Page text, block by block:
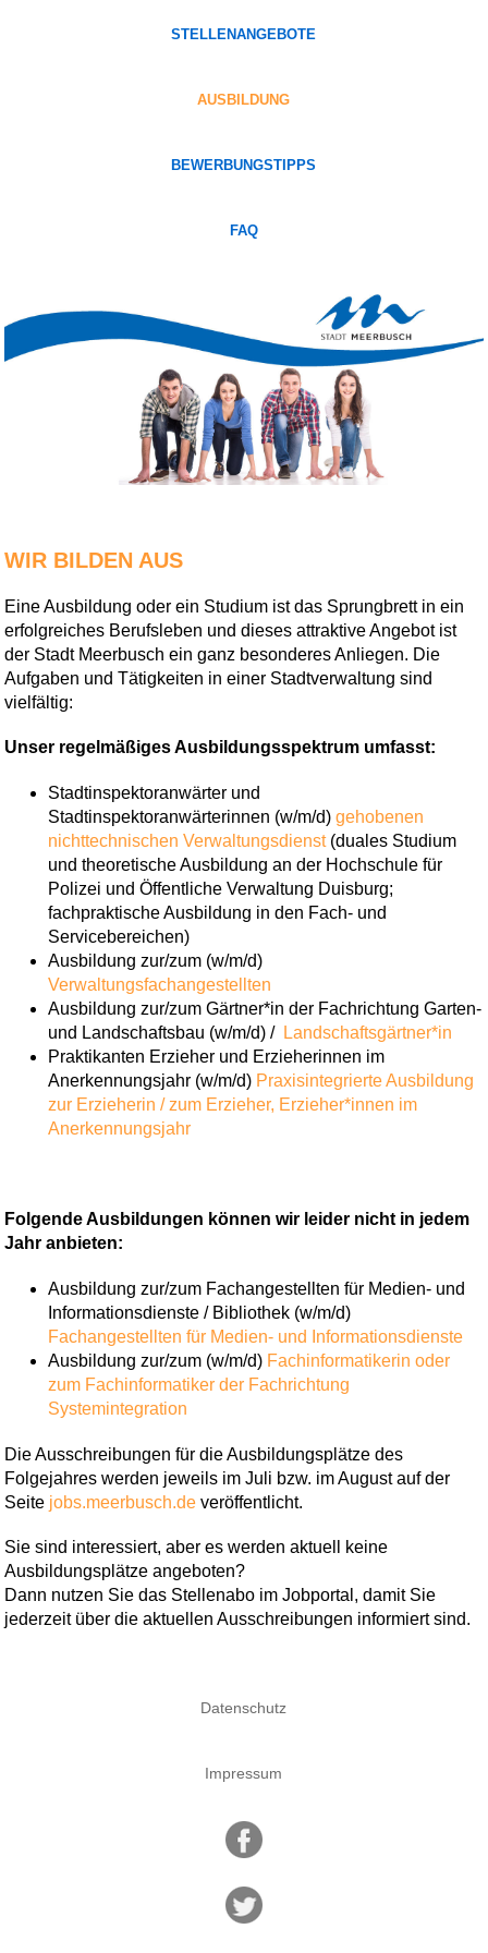
STELLENANGEBOTE
AUSBILDUNG
BEWERBUNGSTIPPS
FAQ
WIR BILDEN AUS
Eine Ausbildung oder ein Studium ist das Sprungbrett in ein
erfolgreiches Berufsleben und dieses attraktive Angebot ist
der Stadt Meerbusch ein ganz besonderes Anliegen. Die
Aufgaben und Tätigkeiten in einer Stadtverwaltung sind
vielfältig:
Unser regelmäßiges Ausbildungsspektrum umfasst:
Stadtinspektoranwärter und
Stadtinspektoranwärterinnen (w/m/d)gehobenen
nichttechnischen Verwaltungsdienst(duales Studium
und theoretische Ausbildung an der Hochschule für
Polizei und Öffentliche Verwaltung Duisburg;
fachpraktische Ausbildung in den Fach- und
Servicebereichen)
Ausbildung zur/zum (w/m/d)
Verwaltungsfachangestellten
Ausbildung zur/zum Gärtner*in der Fachrichtung Garten-
und Landschaftsbau (w/m/d) / Landschaftsgärtner*in
Praktikanten Erzieher und Erzieherinnen im
Anerkennungsjahr (w/m/d) Praxisintegrierte Ausbildung
zur Erzieherin / zum Erzieher, Erzieher*innen im
Anerkennungsjahr
Folgende Ausbildungen können wir leider nicht in jedem
Jahr anbieten:
Ausbildung zur/zum Fachangestellten für Medien- und
Informationsdienste / Bibliothek (w/m/d)
Fachangestellten für Medien- und Informationsdienste
Ausbildung zur/zum (w/m/d) Fachinformatikerin oder
zum Fachinformatiker der Fachrichtung
Systemintegration
Die Ausschreibungen für die Ausbildungsplätze des
Folgejahres werden jeweils im Juli bzw. im August auf der
Seite jobs.meerbusch.de veröffentlicht.
Sie sind interessiert, aber es werden aktuell keine
Ausbildungsplätze angeboten?
Dann nutzen Sie das Stellenabo im Jobportal, damit Sie
jederzeit über die aktuellen Ausschreibungen informiert sind.
Datenschutz
Impressum